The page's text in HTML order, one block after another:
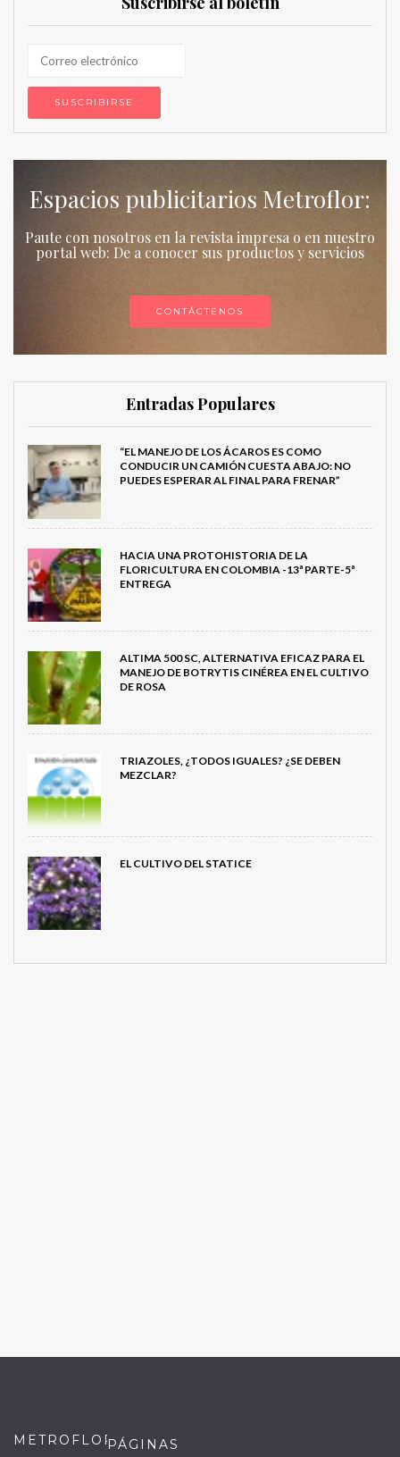
Espacios publicitarios Metroflor:
Paute con nosotros en la revista impresa o en nuestro
portal web: De a conocer sus productos y servicios
CONTÁCTENOS
Entradas Populares
“EL MANEJO DE LOS ÁCAROS ES COMO
CONDUCIR UN CAMIÓN CUESTA ABAJO: NO
PUEDES ESPERAR AL FINAL PARA FRENAR”
HACIA UNA PROTOHISTORIA DE LA
FLORICULTURA EN COLOMBIA -13ª PARTE-5ª
ENTREGA
ALTIMA 500 SC, ALTERNATIVA EFICAZ PARA EL
MANEJO DE BOTRYTIS CINÉREA EN EL CULTIVO
DE ROSA
TRIAZOLES, ¿TODOS IGUALES? ¿SE DEBEN
MEZCLAR?
EL CULTIVO DEL STATICE
METROFLORPÁGINAS